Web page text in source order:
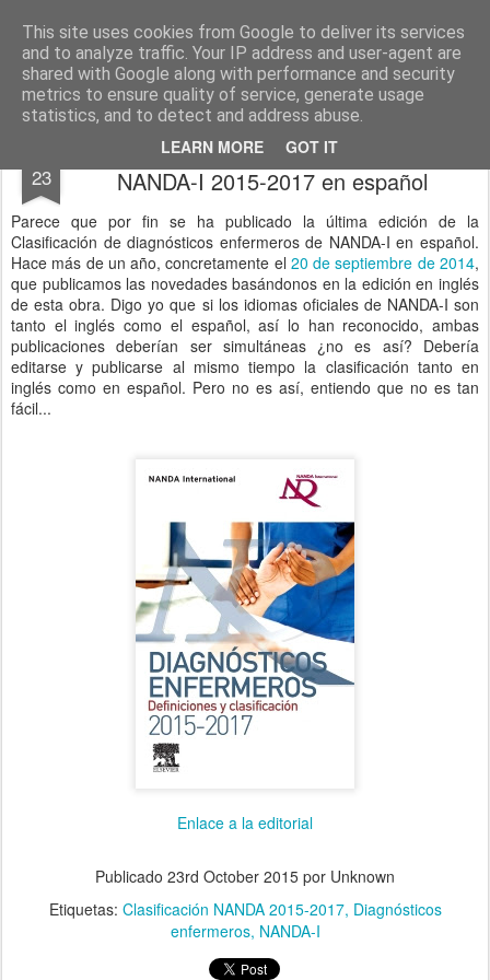
This site uses cookies from Google to deliver its services
and to analyze traffic. Your IP address and user-agent are
shared with Google along with performance and security
metrics to ensure quality of service, generate usage
statistics, and to detect and address abuse.
LEARN MORE GOT IT
El diagnóstico enfermero La Cuidadología es la ciencia del cuidado
Pages
23
Clasificación de diagnósticos enfermeros
NANDA-I 2015-2017 en español
Parece que por fin se ha publicado la última edición de la
Clasificación de diagnósticos enfermeros de NANDA-I en español.
Hace más de un año, concretamente el 20 de septiembre de 2014,
que publicamos las novedades basándonos en la edición en inglés
de esta obra. Digo yo que si los idiomas oficiales de NANDA-I son
tanto el inglés como el español, así lo han reconocido, ambas
publicaciones deberían ser simultáneas ¿no es así? Debería
editarse y publicarse al mismo tiempo la clasificación tanto en
inglés como en español. Pero no es así, entiendo que no es tan
fácil...
Enlace a la editorial
Publicado 23rd October 2015 por Unknown
Etiquetas: Clasificación NANDA 2015-2017 Diagnósticos
enfermeros NANDA-I